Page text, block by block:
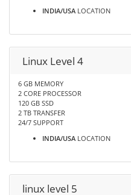
INDIA/USA LOCATION
Linux Level 4
6 GB MEMORY
2 CORE PROCESSOR
120 GB SSD
2 TB TRANSFER
24/7 SUPPORT
INDIA/USA LOCATION
linux level 5